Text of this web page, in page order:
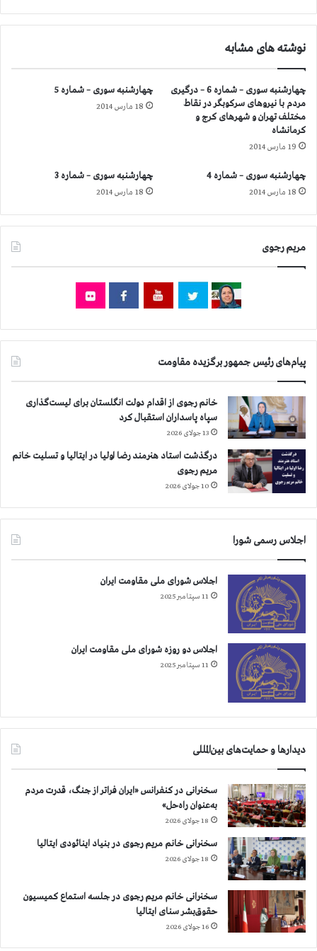
رنوشته های مشابه
چهارشنبه سوری – شماره 6 – درگیری
مردم با نیروهای سركوبگر در نقاط
مختلف تهران و شهرهای كرج و
كرمانشاه
19 مارس 2014
چهارشنبه سوری – شماره 5
18 مارس 2014
چهارشنبه سوری – شماره 4
18 مارس 2014
چهارشنبه سوری – شماره 3
18 مارس 2014
مریم رجوی
پیام‌های رئیس جمهور برگزیده مقاومت
خانم رجوی از اقدام دولت انگلستان برای لیست‌گذاری
سپاه پاسداران استقبال کرد
13 جولای 2026
درگذشت استاد هنرمند رضا اولیا در ایتالیا و تسلیت خانم
مریم رجوی
10 جولای 2026
اجلاس رسمی شورا
اجلاس شورای ملی مقاومت ایران
11 سپتامبر 2025
اجلاس دو روزه شورای ملی مقاومت ایران
11 سپتامبر 2025
دیدارها و حمایت‌های بین‌المللی
سخنرانی در کنفرانس «ایران فراتر از جنگ، قدرت مردم
به‌عنوان راه‌حل»
18 جولای 2026
سخنرانی خانم مریم رجوی در بنیاد اینائودی ایتالیا
18 جولای 2026
سخنرانی خانم مریم رجوی در جلسه استماع کمیسیون
حقوق‌بشر سنای ایتالیا
16 جولای 2026